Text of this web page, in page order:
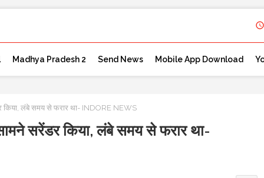
Madhya Pradesh 2 Send News Mobile App Download
किया, लंबे समय से फरार था- INDORE NEWS
सरेंडर किया, लंबे समय से फरार था-